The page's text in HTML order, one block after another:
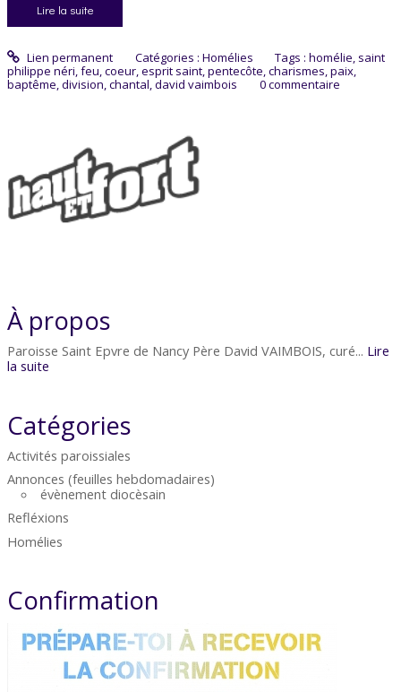
Lire la suite
Lien permanent Catégories : Homélies Tags :homélie, saint
philippe néri,feu,coeur,esprit saint,pentecôte,charismes,paix,
baptême,division,chantal,david vaimbois 0commentaire
À propos
Paroisse Saint Epvre de Nancy Père David VAIMBOIS, curé... Lire
la suite
Catégories
Activités paroissiales
Annonces (feuilles hebdomadaires)
évènement diocèsain
Refléxions
Homélies
Confirmation